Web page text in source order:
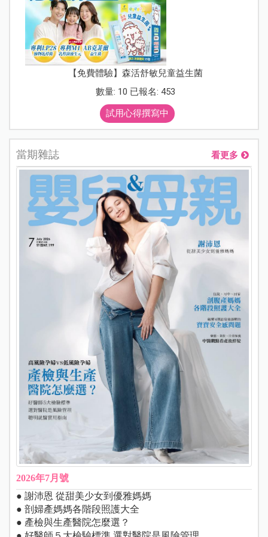
【免費體驗】森活舒敏兒童益生菌
數量: 10 已報名: 453
試用心得撰寫中
當期雜誌 看更多
2026年7月號
● 謝沛恩 從甜美少女到優雅媽媽
● 剖婦產媽媽各階段照護大全
● 產檢與生產醫院怎麼選？